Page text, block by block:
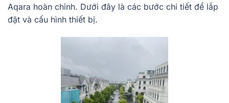
Aqara hoàn chỉnh. Dưới đây là các bước chi tiết để lắp
đặt và cấu hình thiết bị.